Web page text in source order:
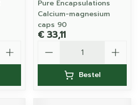
Pure Encapsulations
Calcium-magnesium
caps 90
€ 33,11
Bestel